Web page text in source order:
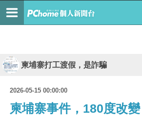
柬埔寨打工渡假，是詐騙
2026-05-15 00:00:00
柬埔寨事件，180度改